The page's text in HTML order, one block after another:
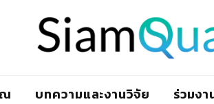
บทความและงานวิจัย ร่วมงา